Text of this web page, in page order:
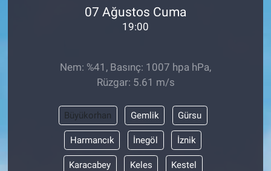
07 Ağustos Cuma
19:00
Nem: %41, Basınç: 1007 hpa hPa,
Rüzgar: 5.61 m/s
Büyükorhan Gemlik Gürsu
Harmancık İnegöl İznik
Karacabey Keles Kestel